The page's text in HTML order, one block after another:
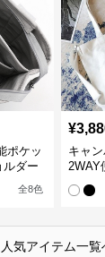
ポケッ
ルダー
全8色
¥
キャ
2WAY
人気アイテム一覧